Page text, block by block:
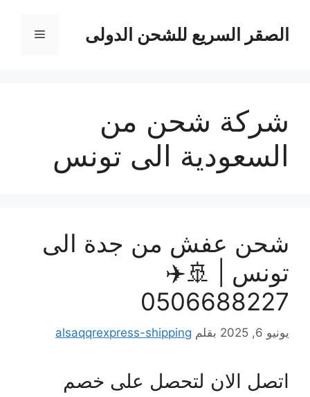
المحتوىالصقر السريع للشحن الدولى القائمة
شركة شحن من
السعودية الى تونس
شحن عفش من جدة الى
تونس | 🚢✈️
0506688227
يونيو 6, 2025 بقلم alsaqqrexpress-shipping
اتصل الان لتحصل على خصم